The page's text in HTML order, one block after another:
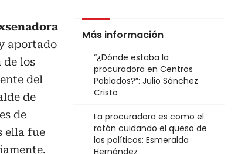
Más información
“¿Dónde estaba la
procuradora en Centros
Poblados?”: Julio Sánchez
Cristo
La procuradora es como el
ratón cuidando el queso de
los políticos: Esmeralda
aportado
de los
del
de
de
ella fue